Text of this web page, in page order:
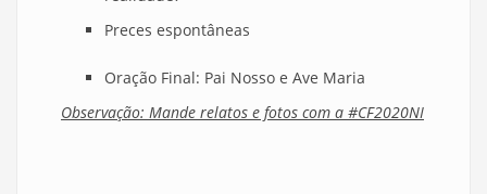
Preces espontâneas
Oração Final: Pai Nosso e Ave Maria
Observação: Mande relatos e fotos com a #CF2020NI